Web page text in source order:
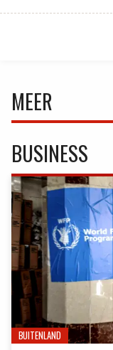
MEER
BUSINESS
BUITENLAND